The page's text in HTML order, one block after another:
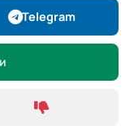
Telegram